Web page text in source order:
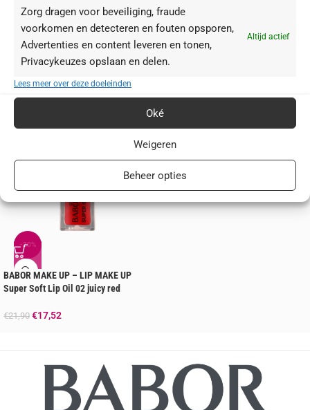
Zorg dragen voor beveiliging, fraude
voorkomen en detecteren en fouten opsporen,
Advertenties en content leveren en tonen,
Privacykeuzes opslaan en delen.
Altijd actief
Lees meer over deze doeleinden
Oké
Weigeren
Beheer opties
Je zou ook kunnen houden van …
-20%
BABOR MAKE UP – LIP MAKE UP
Super Soft Lip Oil 02 juicy red
€21,90 €17,52